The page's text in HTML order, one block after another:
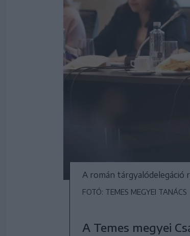
A román
FOTÓ: TEMES MEGYEI TANÁCS
A Temes megyei